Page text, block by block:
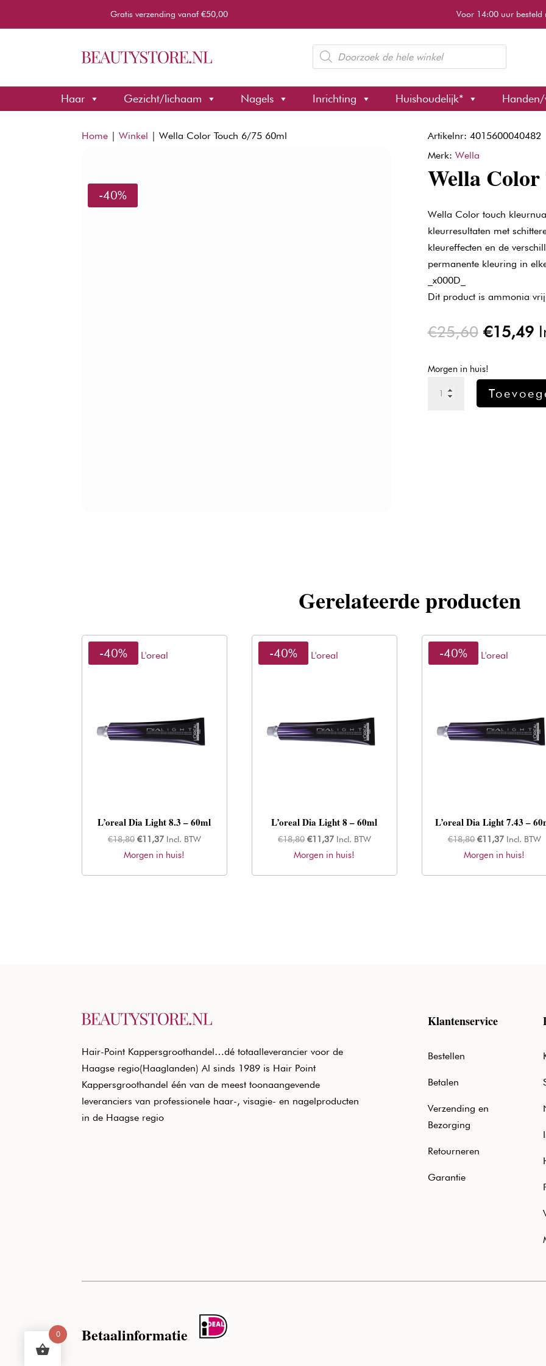
Gratis verzending vanaf €50,00 Voor 14:00 uur besteld
Producten
zoeken
Haar Gezicht/lichaam Nagels Inrichting Huishoudelijk* Handen/
Home |Winkel |Wella Color Touch 6/75 60ml
-40%
Artikelnr: 4015600040482
Merk: Wella
Wella Color
Wella Color touch
kleurresultaten met
kleureffecten en de
permanente kleuring in
_x000D_
Dit product is ammonia
€25,60
was:
€25,60.
€15,49
Morgen in huis!
Color
Gerelateerde producten
L'oreal
-40%
L’oreal Dia Light 8.3 – 60ml
€18,80 Oorspronkelijke
prijs
€11,37Huidige
prijs
Incl. BTW
Morgen in huis!
L'oreal
-40%
L’oreal Dia Light 8 – 60ml
€18,80 Oorspronkelijke
prijs
€11,37Huidige
prijs
Incl. BTW
Morgen in huis!
L'oreal
-40%
L’oreal Dia Light 7.43 –
€18,80 Oorspronkelijke
prijs
€11,37Huidige
prijs
Incl. BTW
Morgen in huis!
Hair-Point Kappersgroothandel…dé totaalleverancier voor de
Haagse regio(Haaglanden) Al sinds 1989 is Hair Point
Kappersgroothandel één van de meest toonaangevende
leveranciers van professionele haar-, visagie- en nagelproducten
in de Haagse regio
Klantenservice
Bestellen
Betalen
Verzending en
Bezorging
Retourneren
Garantie
Betaalinformatie
0